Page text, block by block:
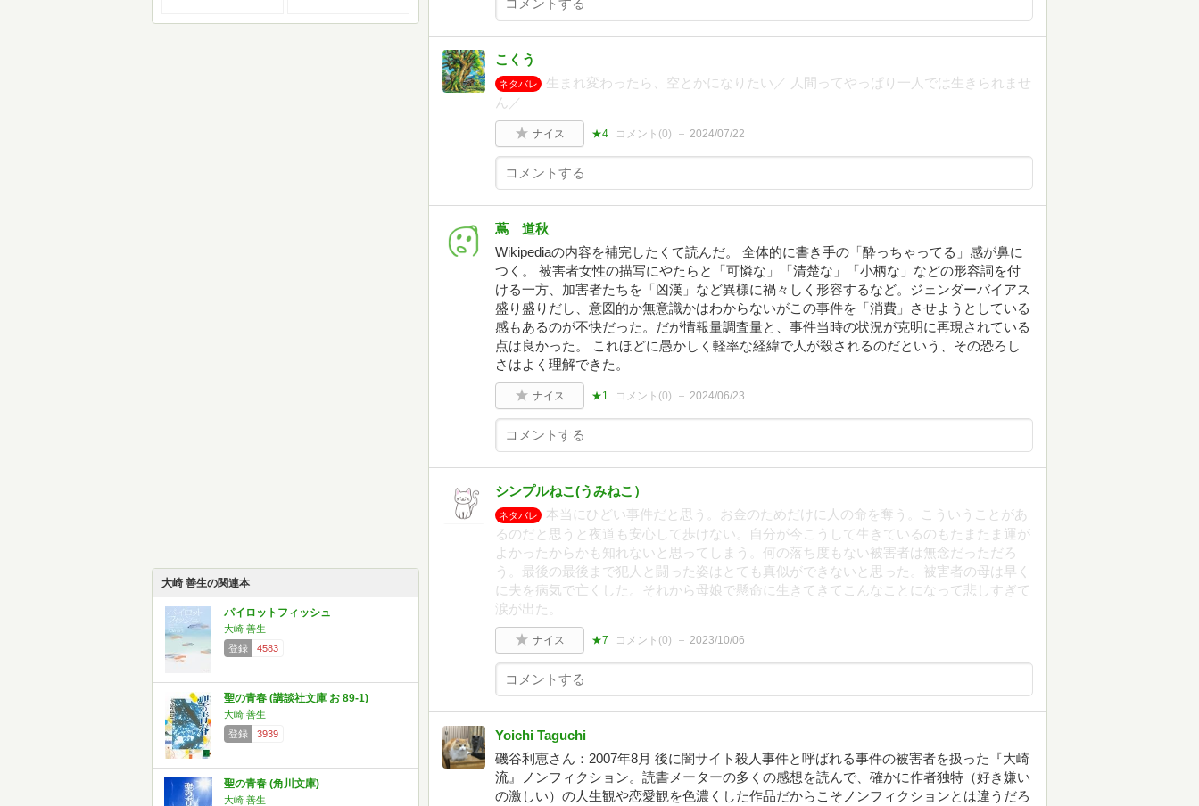
大崎 善生の関連本
パイロットフィッシュ
大崎 善生
登録
4583
聖の青春 (講談社文庫 お 89-1)
大崎 善生
登録
3939
聖の青春 (角川文庫)
大崎 善生
こくう
ネタバレ
生まれ変わったら、空とかになりたい／ 人間ってやっぱり一人では生きられませ
ん／
ナイス ★4 コメント(0) 2024/07/22
蔦 道秋
Wikipediaの内容を補完したくて読んだ。 全体的に書き手の「酔っちゃってる」感が鼻に
つく。 被害者女性の描写にやたらと「可憐な」「清楚な」「小柄な」などの形容詞を付
ける一方、加害者たちを「凶漢」など異様に禍々しく形容するなど。ジェンダーバイアス
盛り盛りだし、意図的か無意識かはわからないがこの事件を「消費」させようとしている
感もあるのが不快だった。だが情報量調査量と、事件当時の状況が克明に再現されている
点は良かった。 これほどに愚かしく軽率な経緯で人が殺されるのだという、その恐ろし
さはよく理解できた。
ナイス ★1 コメント(0) 2024/06/23
シンプルねこ(うみねこ）
ネタバレ
本当にひどい事件だと思う。お金のためだけに人の命を奪う。こういうことがあ
るのだと思うと夜道も安心して歩けない。自分が今こうして生きているのもたまたま運が
よかったからかも知れないと思ってしまう。何の落ち度もない被害者は無念だっただろ
う。最後の最後まで犯人と闘った姿はとても真似ができないと思った。被害者の母は早く
に夫を病気で亡くした。それから母娘で懸命に生きてきてこんなことになって悲しすぎて
涙が出た。
ナイス ★7 コメント(0) 2023/10/06
Yoichi Taguchi
磯谷利恵さん：2007年8月 後に闇サイト殺人事件と呼ばれる事件の被害者を扱った『大崎
流』ノンフィクション。読書メーターの多くの感想を読んで、確かに作者独特（好き嫌い
の激しい）の人生観や恋愛観を色濃くした作品だからこそノンフィクションとは違うだろ